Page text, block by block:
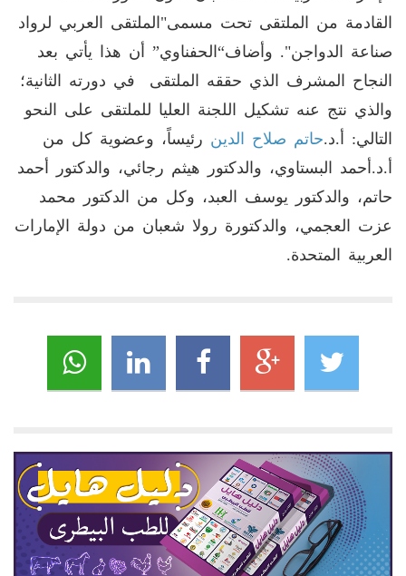
القادمة من الملتقى تحت مسمى"الملتقى العربي لرواد
صناعة الدواجن". وأضاف“الحفناوي” أن هذا يأتي بعد
النجاح المشرف الذي حققه الملتقى في دورته الثانية؛
والذي نتج عنه تشكيل اللجنة العليا للملتقى على النحو
التالي: أ.د.حاتم صلاح الدين رئيساً، وعضوية كل من
أ.د.أحمد البستاوي، والدكتور هيثم رجائي، والدكتور أحمد
حاتم، والدكتور يوسف العبد، وكل من الدكتور محمد
عزت العجمي، والدكتورة رولا شعبان من دولة الإمارات
العربية المتحدة.